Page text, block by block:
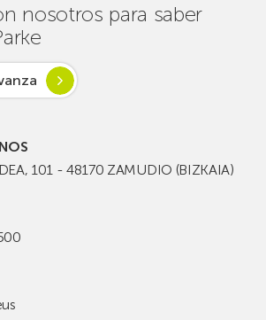
nosotros para saber
101 - 48170 ZAMUDIO (BIZKAIA)